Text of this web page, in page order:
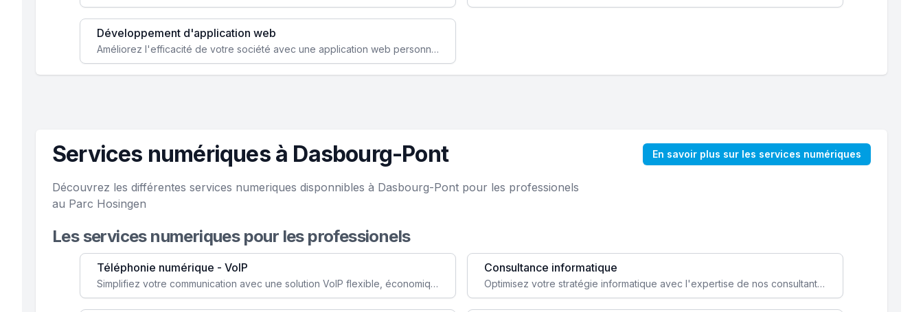
Développement d'application web
Améliorez l'efficacité de votre société avec une application web personnalisée accessible partout et tout le temps.
Services numériques à Dasbourg-Pont En savoir plus sur les services numériques
Découvrez les différentes services numeriques disponnibles à Dasbourg-Pont pour les professionels
au Parc Hosingen
Les services numeriques pour les professionels
Téléphonie numérique - VoIP
Simplifiez votre communication avec une solution VoIP flexible, économique et adaptée à vos besoins professionnels.
Consultance informatique
Optimisez votre stratégie informatique avec l'expertise de nos consultants pour améliorer votre efficacité et sécurité.